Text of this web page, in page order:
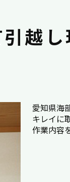
越
愛知県海
キレイに
作業内容